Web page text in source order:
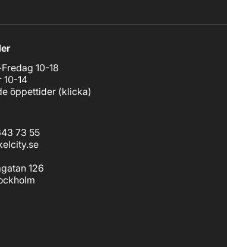
10-18
10-14
öppettider (klicka)
73 55
126